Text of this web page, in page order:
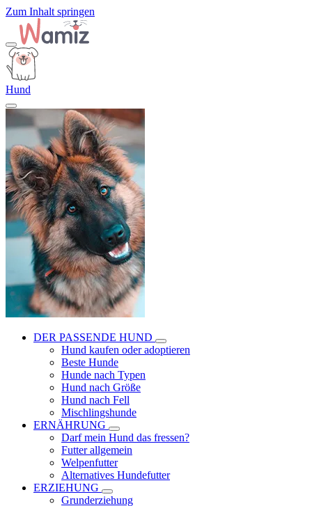
Zum Inhalt springen
Hund
DER PASSENDE HUND
Hund kaufen oder adoptieren
Beste Hunde
Hunde nach Typen
Hund nach Größe
Hund nach Fell
Mischlingshunde
ERNÄHRUNG
Darf mein Hund das fressen?
Futter allgemein
Welpenfutter
Alternatives Hundefutter
ERZIEHUNG
Grunderziehung